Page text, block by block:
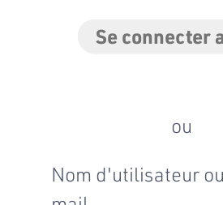
Se connecter
ou
Nom d'utilisateur